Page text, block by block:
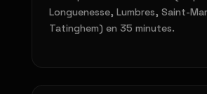
Longuenesse, Lumbres, Saint-
Tatinghem) en 35 minutes.